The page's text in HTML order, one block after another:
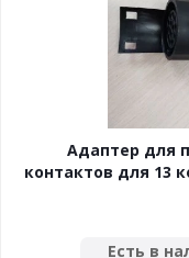
Адаптер для
контактов для 13
Есть в